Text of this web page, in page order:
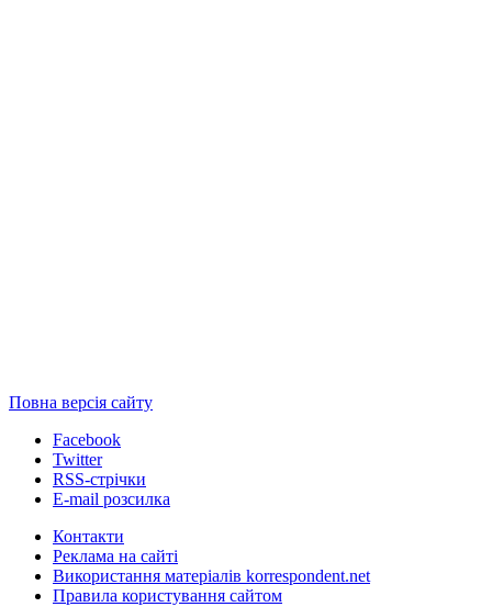
Повна версія сайту
Facebook
Twitter
RSS-стрічки
E-mail розсилка
Контакти
Реклама на сайті
Використання матеріалів korrespondent.net
Правила користування сайтом